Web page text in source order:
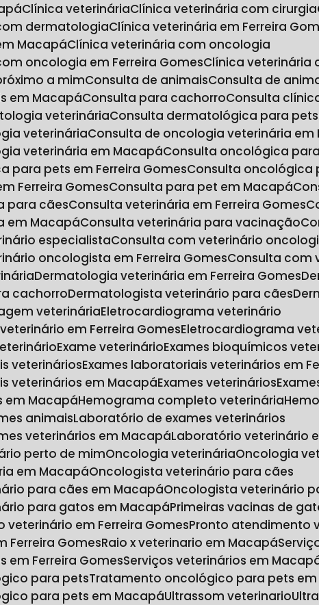
Clínica veterinária Clínica veterinária com cirurgia
dermatologia Clínica veterinária em Ferreira
Macapá Clínica veterinária com oncologia
oncologia em Ferreira Gomes Clínica
a mim Consulta de animais Consulta de
em Macapá Consulta para cachorro Consulta
veterinária Consulta dermatológica para pets
veterinária Consulta de oncologia veterinária em
veterinária em Macapá Consulta oncológica
para pets em Ferreira Gomes Consulta
Ferreira Gomes Consulta para pet em Macapá
para cães Consulta veterinária em Ferreira Gomes
em Macapá Consulta veterinária para vacinação
especialista Consulta com veterinário
oncologista em Ferreira Gomes Consulta
Dermatologia veterinária em Ferreira Gomes
cachorro Dermatologista veterinário para cães
veterinária Eletrocardiograma veterinário
em Ferreira Gomes Eletrocardiograma
Exame veterinário Exames bioquímicos
veterinários Exames laboratoriais veterinários em
veterinários em Macapá Exames veterinários
em Macapá Hemograma completo veterinária
animais Laboratório de exames veterinários
veterinários em Macapá Laboratório veterinário
perto de mim
Oncologia veterinária
Oncologia
em Macapá
Oncologista veterinário para cães
para cães em Macapá
Oncologista veterinário
para gatos em Macapá Primeiras vacinas de
veterinário em Ferreira Gomes Pronto atendimento
Ferreira Gomes Raio x veterinario em Macapá
em Ferreira Gomes Serviços veterinários em
para pets Tratamento oncológico para pets em
para pets em Macapá Ultrassom veterinario